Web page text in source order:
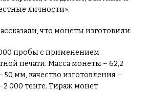
личности».
что монеты изготовили:
пробы с применением
печати. Масса монеты – 62,2
50 мм, качество изготовления –
000 тенге. Тираж монет